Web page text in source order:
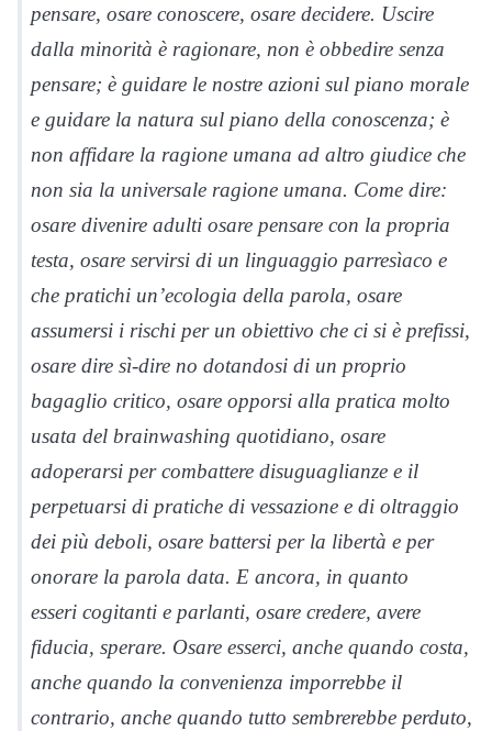
pensare, osare conoscere, osare decidere. Uscire
dalla minorità è ragionare, non è obbedire senza
pensare; è guidare le nostre azioni sul piano morale
e guidare la natura sul piano della conoscenza; è
non affidare la ragione umana ad altro giudice che
non sia la universale ragione umana. Come dire:
osare divenire adulti osare pensare con la propria
testa, osare servirsi di un linguaggio parresìaco e
che pratichi un’ecologia della parola, osare
assumersi i rischi per un obiettivo che ci si è prefissi,
osare dire sì-dire no dotandosi di un proprio
bagaglio critico, osare opporsi alla pratica molto
usata del brainwashing quotidiano, osare
adoperarsi per combattere disuguaglianze e il
perpetuarsi di pratiche di vessazione e di oltraggio
dei più deboli, osare battersi per la libertà e per
onorare la parola data. E ancora, in quanto
esseri cogitanti e parlanti, osare credere, avere
fiducia, sperare. Osare esserci, anche quando costa,
anche quando la convenienza imporrebbe il
contrario, anche quando tutto sembrerebbe perduto,